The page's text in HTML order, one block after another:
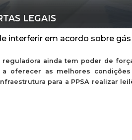
LEGAIS
interferir em acordo sobre gás
reguladora ainda tem poder de
a oferecer as melhores
para a PPSA realizar